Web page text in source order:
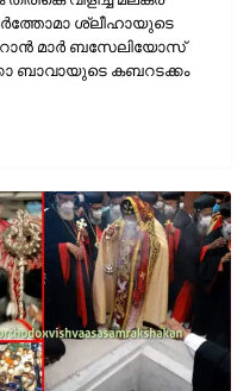
ശ്ലീഹായുടെ
മാർ ബസേലിയോസ്
ബാവായുടെ കബറടക്കം